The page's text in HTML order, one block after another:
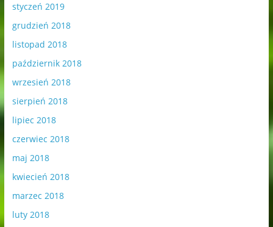
styczeń 2019
grudzień 2018
listopad 2018
październik 2018
wrzesień 2018
sierpień 2018
lipiec 2018
czerwiec 2018
maj 2018
kwiecień 2018
marzec 2018
luty 2018